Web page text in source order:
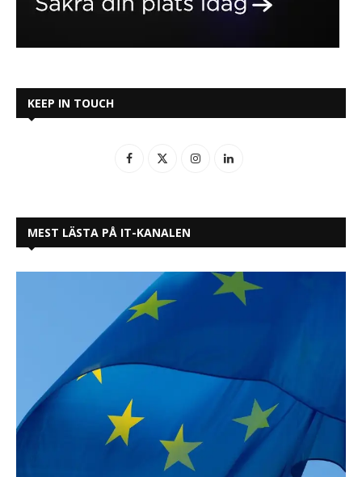
KEEP IN TOUCH
MEST LÄSTA PÅ IT-KANALEN